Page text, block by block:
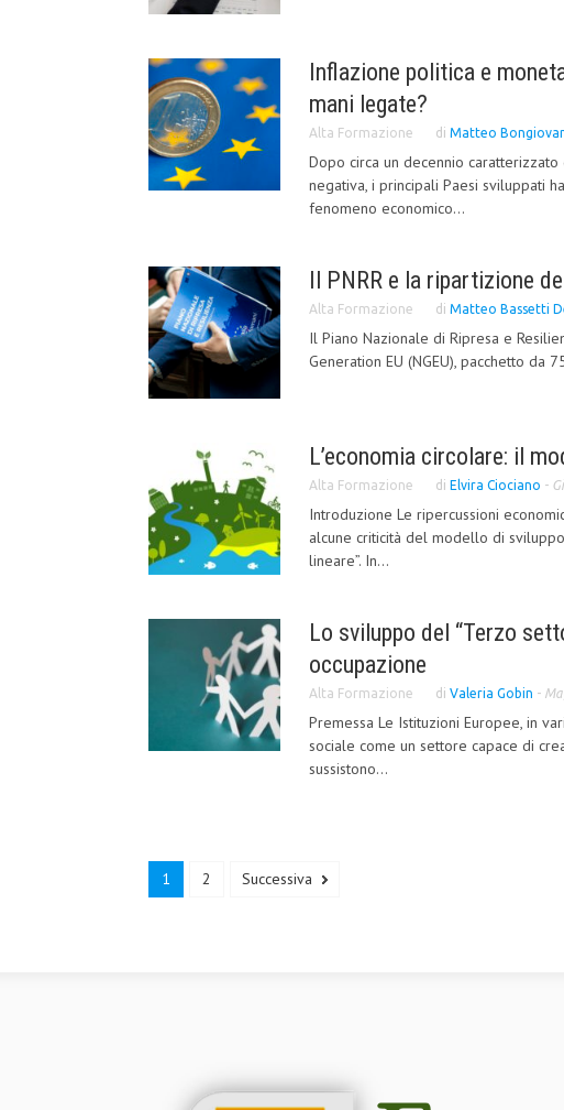
Inflazione politica e
mani legate?
Alta Formazione di Matteo
Dopo circa un decennio
negativa, i principali Paesi sviluppati
fenomeno economico...
Il PNRR e la ripartizione
Alta Formazione di Matteo Bassetti
Il Piano Nazionale di Ripresa e
Generation EU (NGEU), pacchetto da
L’economia circolare: il
Alta Formazione di Elvira Ciociano -
Introduzione Le ripercussioni
alcune criticità del modello di
lineare”. In...
Lo sviluppo del “Terzo
occupazione
Alta Formazione di Valeria Gobin -
Premessa Le Istituzioni Europee, in
sociale come un settore capace di
sussistono...
1 2 Successiva